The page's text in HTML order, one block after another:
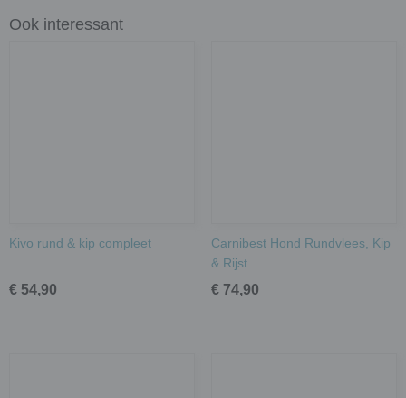
Ook interessant
Kivo rund & kip compleet
€ 54,90
Carnibest Hond Rundvlees, Kip
& Rijst
€ 74,90